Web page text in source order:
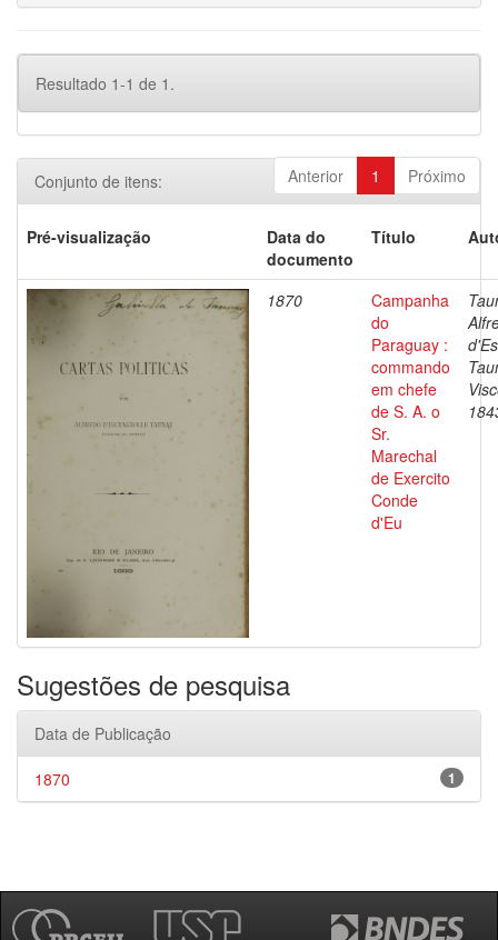
Resultado 1-1 de 1.
Anterior 1 Próximo
Conjunto de itens:
Pré-visualização
Data do
documento
Título
1870
Campanha
do
Paraguay :
commando
em chefe
de S. A. o
Sr.
Marechal
de Exercito
Conde
d'Eu
Sugestões de pesquisa
Data de Publicação
1
1870